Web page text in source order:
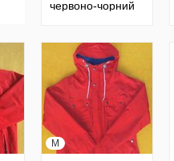
червоно-чорний
M